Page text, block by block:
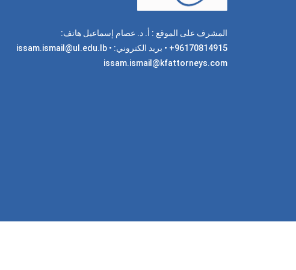
المشرف على الموقع : أ. د. عصام إسماعيل هاتف:
96170814915+ • بريد الكتروني: issam.ismail@ul.edu.lb •
issam.ismail@kfattorneys.com